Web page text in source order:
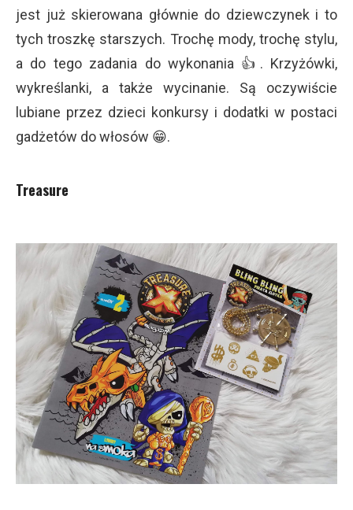
jest już skierowana głównie do dziewczynek i to
tych troszkę starszych. Trochę mody, trochę stylu,
a do tego zadania do wykonania 👍. Krzyżówki,
wykreślanki, a także wycinanie. Są oczywiście
lubiane przez dzieci konkursy i dodatki w postaci
gadżetów do włosów 😁.
Treasure